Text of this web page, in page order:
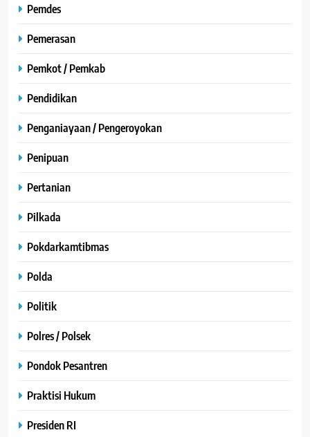
Pemdes
Pemerasan
Pemkot / Pemkab
Pendidikan
Penganiayaan / Pengeroyokan
Penipuan
Pertanian
Pilkada
Pokdarkamtibmas
Polda
Politik
Polres / Polsek
Pondok Pesantren
Praktisi Hukum
Presiden RI